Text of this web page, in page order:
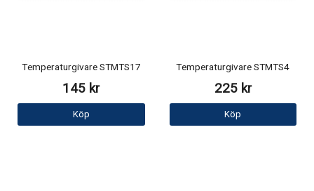
Temperaturgivare STMTS17
145 kr
Köp
Temperaturgivare STMTS4
225 kr
Köp